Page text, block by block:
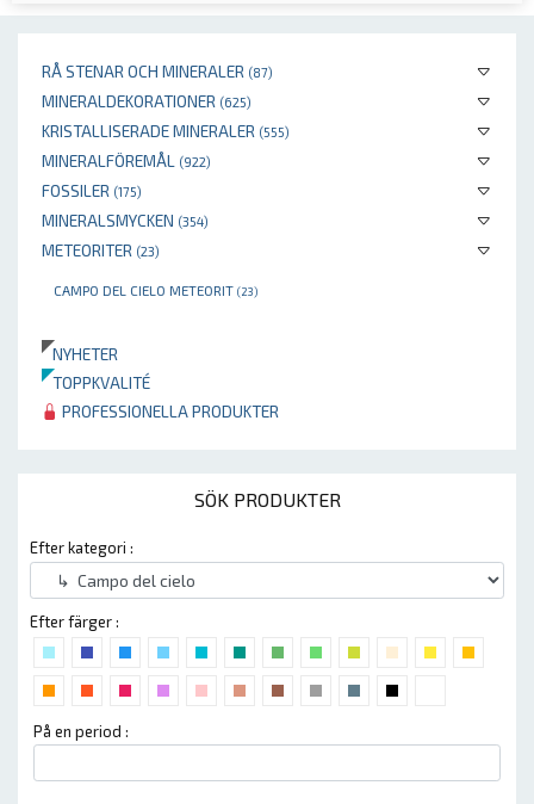
RÅ STENAR OCH MINERALER (87)
MINERALDEKORATIONER (625)
KRISTALLISERADE MINERALER (555)
MINERALFÖREMÅL (922)
FOSSILER (175)
MINERALSMYCKEN (354)
METEORITER (23)
CAMPO DEL CIELO METEORIT (23)
NYHETER
TOPPKVALITÉ
PROFESSIONELLA PRODUKTER
SÖK PRODUKTER
Efter kategori :
Efter färger :
På en period :